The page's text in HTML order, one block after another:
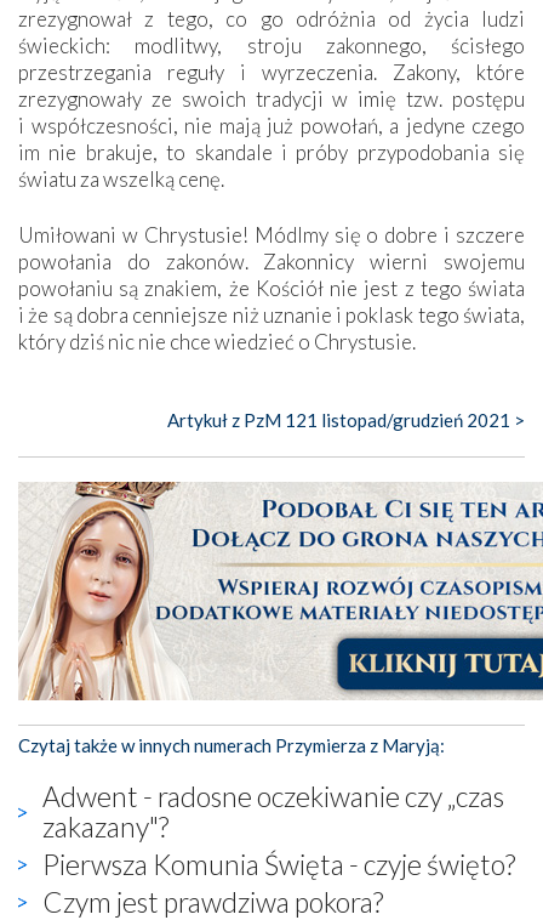
zrezygnował z tego, co go odróżnia od życia ludzi
świeckich: modlitwy, stroju zakonnego, ścisłego
przestrzegania reguły i wyrzeczenia. Zakony, które
zrezygnowały ze swoich tradycji w imię tzw. postępu
i współczesności, nie mają już powołań, a jedyne czego
im nie brakuje, to skandale i próby przypodobania się
światu za wszelką cenę.
Umiłowani w Chrystusie! Módlmy się o dobre i szczere
powołania do zakonów. Zakonnicy wierni swojemu
powołaniu są znakiem, że Kościół nie jest z tego świata
i że są dobra cenniejsze niż uznanie i poklask tego świata,
który dziś nic nie chce wiedzieć o Chrystusie.
Artykuł z PzM 121 listopad/grudzień 2021 >
Czytaj także w innych numerach Przymierza z Maryją:
Adwent - radosne oczekiwanie czy „czas
zakazany"?
Pierwsza Komunia Święta - czyje święto?
Czym jest prawdziwa pokora?